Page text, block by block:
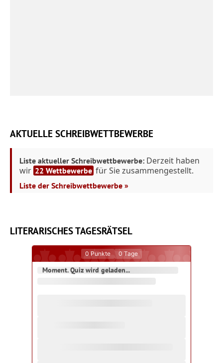
AKTUELLE SCHREIBWETTBEWERBE
Liste aktueller Schreibwettbewerbe: Derzeit haben
wir 22 Wettbewerbe für Sie zusammengestellt.
Liste der Schreibwettbewerbe »
LITERARISCHES TAGESRÄTSEL
0 Punkte 0 Tage
Moment. Quiz wird geladen...